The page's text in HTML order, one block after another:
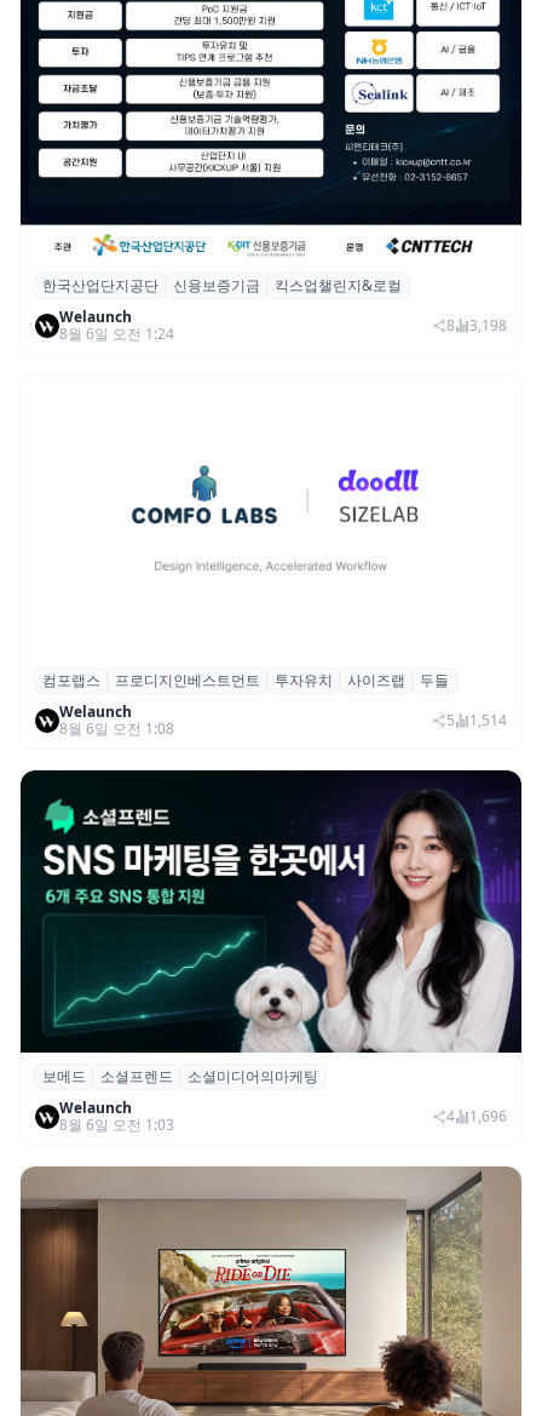
산단공·신보, 2026 ‘킥스업 챌린지&로컬’ 참
여 스타트업 모집
한국산업단지공단 신용보증기금
킥스업챌린지&로컬
Welaunch
8월 6일 오전 1:24
8 3,198
컴포랩스, 프로디지인베스트먼트로부터 시
드 투자 유치
컴포랩스 프로디지인베스트먼트 투자유치 사이즈랩
두들
Welaunch
8월 6일 오전 1:08
5 1,514
보메드 ‘소셜프렌드’, 유튜브·인스타 등 6개
SNS 마케팅 통합 지원
보메드 소셜프렌드
소셜미디어의마케팅
Welaunch
8월 6일 오전 1:03
4 1,696